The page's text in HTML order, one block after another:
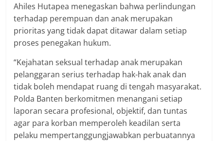
Ahiles Hutapea menegaskan bahwa perlindungan
terhadap perempuan dan anak merupakan
prioritas yang tidak dapat ditawar dalam setiap
proses penegakan hukum.
“Kejahatan seksual terhadap anak merupakan
pelanggaran serius terhadap hak-hak anak dan
tidak boleh mendapat ruang di tengah masyarakat.
Polda Banten berkomitmen menangani setiap
laporan secara profesional, objektif, dan tuntas
agar para korban memperoleh keadilan serta
pelaku mempertanggungjawabkan perbuatannya